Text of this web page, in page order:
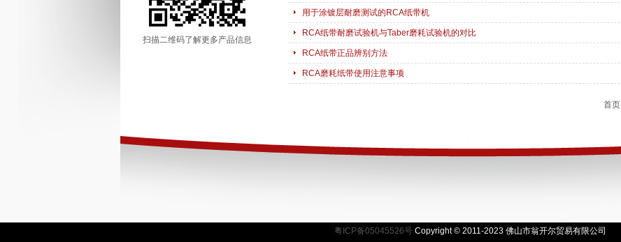
用于涂镀层耐磨测试的RCA纸带机
RCA纸带耐磨试验机与Taber磨耗试验机的对比
RCA纸带正品辨别方法
RCA磨耗纸带使用注意事项
首页
扫描二维码了解更多产品信息
粤ICP备05045526号Copyright © 2011-2023 佛山市翁开尔贸易有限公司